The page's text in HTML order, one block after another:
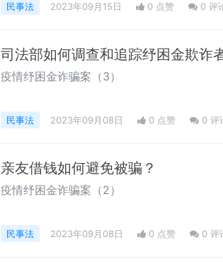
民事法 2023年09月15日 0 点赞 0 评
司法部如何调查和追踪纾困金欺诈
疫情纾困金诈骗案（3）
民事法 2023年09月08日 0 点赞 0 评
亲友借钱如何避免被骗？
疫情纾困金诈骗案（2）
民事法 2023年09月08日 0 点赞 0 评